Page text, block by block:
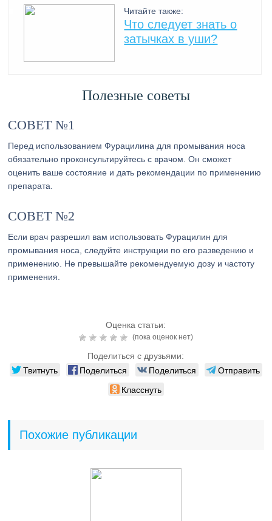
Читайте также:
Что следует знать о
затычках в уши?
Полезные советы
СОВЕТ №1
Перед использованием Фурацилина для промывания носа
обязательно проконсультируйтесь с врачом. Он сможет
оценить ваше состояние и дать рекомендации по применению
препарата.
СОВЕТ №2
Если врач разрешил вам использовать Фурацилин для
промывания носа, следуйте инструкции по его разведению и
применению. Не превышайте рекомендуемую дозу и частоту
применения.
Оценка статьи:
(пока оценок нет)
Поделиться с друзьями:
Твитнуть Поделиться Поделиться
Отправить
Класснуть
Похожие публикации